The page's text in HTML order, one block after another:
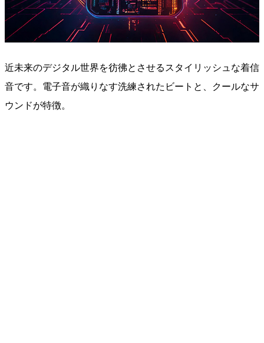
近未来のデジタル世界を彷彿とさせるスタイリッシュな着信
音です。電子音が織りなす洗練されたビートと、クールなサ
ウンドが特徴。